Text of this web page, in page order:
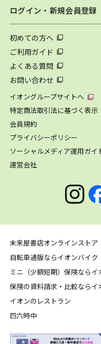
ログイン・新規会員登録
初めての方へ
ご利用ガイド
よくある質問
お問い合わせ
イオングループサイトへ
特定商法取引法に基づく表示
会員規約
プライバシーポリシー
ソーシャルメディア運用ガイ
運営会社
未来屋書店オンラインストア
自転車通販ならイオンバイク
ミニ（少額短期）保険ならイ
保険の資料請求・比較ならイ
イオンのレストラン
四六時中